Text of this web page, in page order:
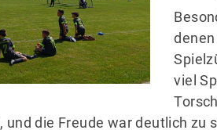
viel
und die Freude war deutlich zu
& Antworten